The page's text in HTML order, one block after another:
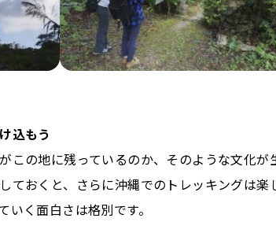
込もう
この地に残っているのか、そのような文化
ておくと、さらに沖縄でのトレッキングは
いく面白さは格別です。